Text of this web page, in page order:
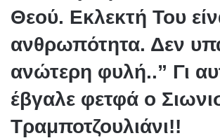
Θεού. Εκλεκτή Του
ανθρωπότητα. Δεν
ανώτερη φυλή..” Γι
έβγαλε φετφά ο
Τραμποτζουλιάνι!!